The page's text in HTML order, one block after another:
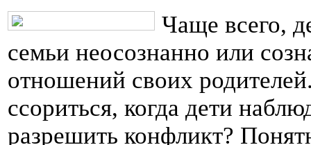
Чаще всего,
семьи неосознанно или
отношений своих
ссориться, когда дети
разрешить конфликт?